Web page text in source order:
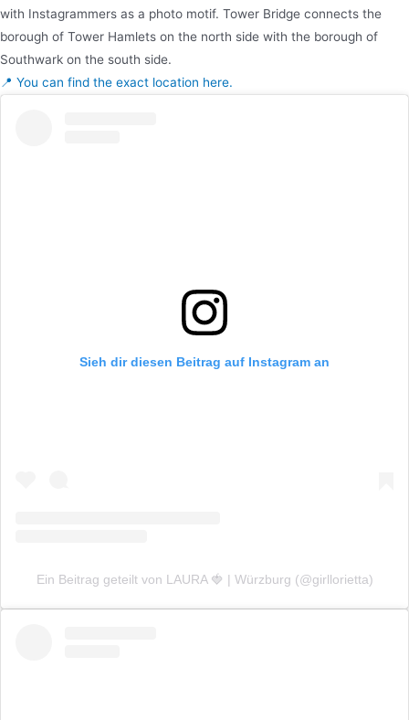
with Instagrammers as a photo motif. Tower Bridge connects the
borough of Tower Hamlets on the north side with the borough of
Southwark on the south side.
📍 You can find the exact location here.
Sieh dir diesen Beitrag auf Instagram an
Ein Beitrag geteilt von LAURA 🍓 | Würzburg (@girllorietta)